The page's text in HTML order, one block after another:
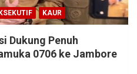
KAUR
Dukung Penuh
0706 ke Jambore